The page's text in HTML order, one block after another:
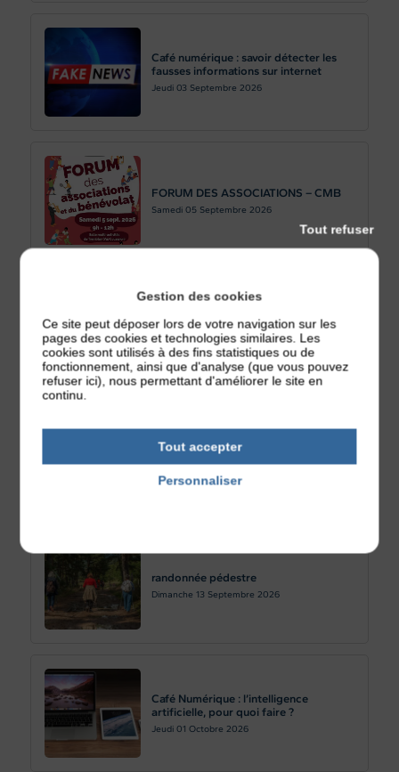
Café numérique : savoir détecter les
fausses informations sur internet
Jeudi 03 Septembre 2026
FORUM DES ASSOCIATIONS – CMB
Samedi 05 Septembre 2026
Jeux et Marche
Jeudi 10 Septembre 2026
Sortie Château Médiéval d’Oudon
Vendredi 11 Septembre 2026
randonnée pédestre
Dimanche 13 Septembre 2026
Café Numérique : l’intelligence
artificielle, pour quoi faire ?
Jeudi 01 Octobre 2026
Gestion des cookies
Ce site peut déposer lors de votre navigation sur les
pages des cookies et technologies similaires. Les
cookies sont utilisés à des fins statistiques ou de
fonctionnement, ainsi que d'analyse (que vous pouvez
refuser ici), nous permettant d'améliorer le site en
continu.
Tout accepter
Tout refuser
Personnaliser